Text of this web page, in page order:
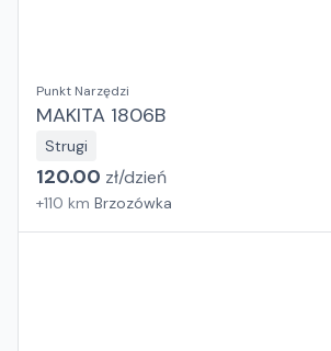
Punkt Narzędzi
MAKITA 1806B
Strugi
120.00 zł/dzień
+110 km Brzozówka